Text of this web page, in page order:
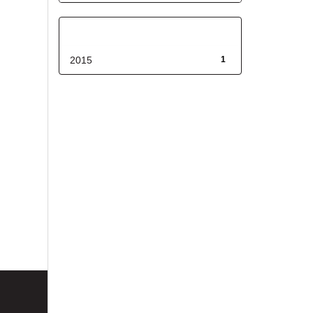
1
2015